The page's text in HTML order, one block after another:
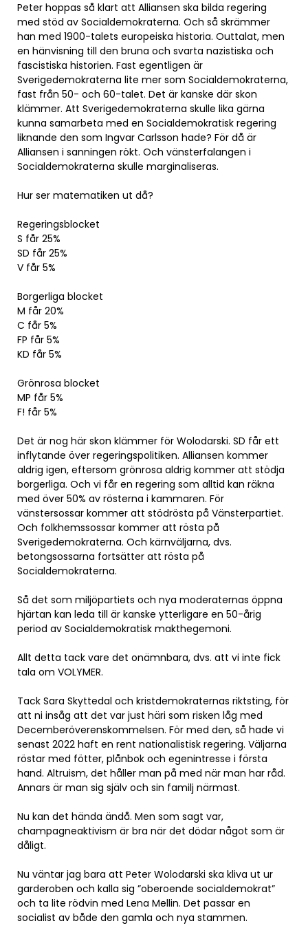
Peter hoppas så klart att Alliansen ska bilda regering
med stöd av Socialdemokraterna. Och så skrämmer
han med 1900-talets europeiska historia. Outtalat, men
en hänvisning till den bruna och svarta nazistiska och
fascistiska historien. Fast egentligen är
Sverigedemokraterna lite mer som Socialdemokraterna,
fast från 50- och 60-talet. Det är kanske där skon
klämmer. Att Sverigedemokraterna skulle lika gärna
kunna samarbeta med en Socialdemokratisk regering
liknande den som Ingvar Carlsson hade? För då är
Alliansen i sanningen rökt. Och vänsterfalangen i
Socialdemokraterna skulle marginaliseras.
Hur ser matematiken ut då?
Regeringsblocket
S får 25%
SD får 25%
V får 5%
Borgerliga blocket
M får 20%
C får 5%
FP får 5%
KD får 5%
Grönrosa blocket
MP får 5%
F! får 5%
Det är nog här skon klämmer för Wolodarski. SD får ett
inflytande över regeringspolitiken. Alliansen kommer
aldrig igen, eftersom grönrosa aldrig kommer att stödja
borgerliga. Och vi får en regering som alltid kan räkna
med över 50% av rösterna i kammaren. För
vänstersossar kommer att stödrösta på Vänsterpartiet.
Och folkhemssossar kommer att rösta på
Sverigedemokraterna. Och kärnväljarna, dvs.
betongsossarna fortsätter att rösta på
Socialdemokraterna.
Så det som miljöpartiets och nya moderaternas öppna
hjärtan kan leda till är kanske ytterligare en 50-årig
period av Socialdemokratisk makthegemoni.
Allt detta tack vare det onämnbara, dvs. att vi inte fick
tala om VOLYMER.
Tack Sara Skyttedal och kristdemokraternas riktsting, för
att ni insåg att det var just häri som risken låg med
Decemberöverenskommelsen. För med den, så hade vi
senast 2022 haft en rent nationalistisk regering. Väljarna
röstar med fötter, plånbok och egenintresse i första
hand. Altruism, det håller man på med när man har råd.
Annars är man sig själv och sin familj närmast.
Nu kan det hända ändå. Men som sagt var,
champagneaktivism är bra när det dödar något som är
dåligt.
Nu väntar jag bara att Peter Wolodarski ska kliva ut ur
garderoben och kalla sig ”oberoende socialdemokrat”
och ta lite rödvin med Lena Mellin. Det passar en
socialist av både den gamla och nya stammen.